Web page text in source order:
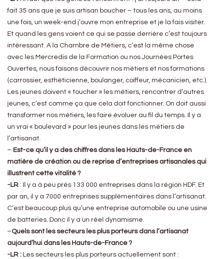
fait 35 ans que je suis artisan boucher – tous les ans, au moins
une fois, un week-end j’ouvre mon entreprise et je la fais visiter.
Et quand les gens voient ce qui se passe derrière c’est toujours
intéressant. A la Chambre de Métiers, c’est la même chose
avec les Mercredis de la Formation ou nos Journées Portes
Ouvertes, nous faisons découvrir nos métiers et nos formations
(carrossier, esthéticienne, boulanger, coiffeur, mécanicien, etc.).
Les jeunes doivent « toucher » les métiers, rencontrer d’autres
jeunes, c’est comme ça que cela doit fonctionner. On doit aussi
transformer nos métiers, les faire évoluer au fil du temps. Il y a
un vrai « boulevard » pour les jeunes dans les métiers de
l’artisanat.
– Est-ce qu’il y a des chiffres dans les Hauts-de-France en
matière de création ou de reprise d’entreprises artisanales qui
illustrent cette vitalité ?
-LR : Il y a à peu près 133 000 entreprises dans la région HDF. Et
par an, il y a 7000 entreprises supplémentaires dans l’artisanat.
C’est beaucoup plus qu’une entreprise automobile ou une usine
de batteries. Donc il y a un réel dynamisme.
–Quels sont les secteurs les plus porteurs dans l’artisanat
aujourd’hui dans les Hauts-de-France ?
-LR : Les secteurs les plus porteurs actuellement sont :